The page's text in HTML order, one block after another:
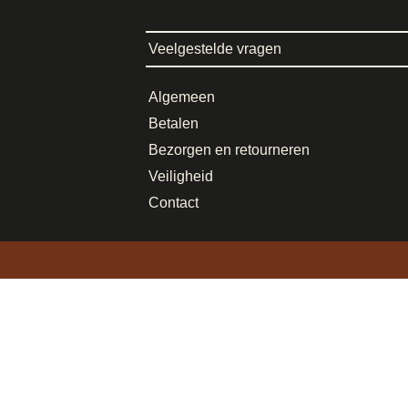
Veelgestelde vragen
Algemeen
Betalen
Bezorgen en retourneren
Veiligheid
Contact